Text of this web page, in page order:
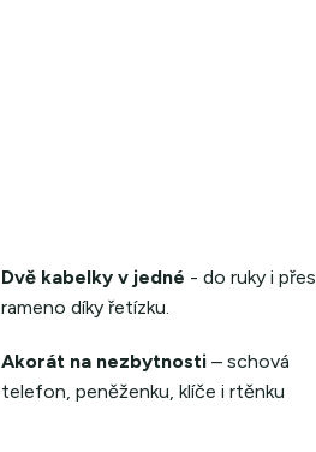
Dvě kabelky v jedné - do ruky i přes
rameno díky řetízku.
Akorát na nezbytnosti – schová
telefon, peněženku, klíče i rtěnku